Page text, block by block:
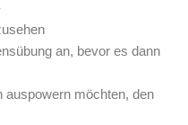
an, bevor es dann
auspowern möchten, den